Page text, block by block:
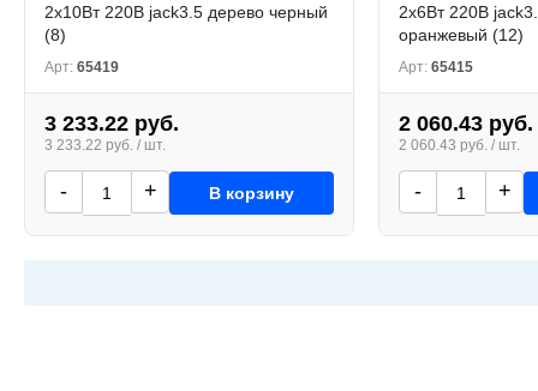
2x10Вт 220В jack3.5 дерево черный
(8)
Арт: 65419
3 233.22 руб.
3 233.22 руб. / шт.
- + В корзину
2x6Вт 220В
оранжевый (12)
Арт: 65415
2 060.43 руб.
2 060.43 руб. / шт.
- +